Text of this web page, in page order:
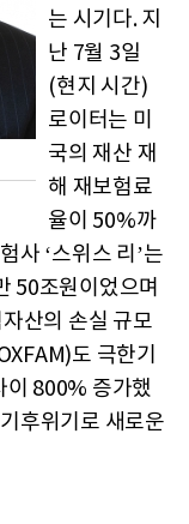
는 시기다. 지
난 7월 3일
(현지 시간)
로이터는 미
국의 재산 재
해 재보험료
율이 50%까
사 ‘스위스 리’는
50조원이었으며
산의 손실 규모
도 극한기
이 800% 증가했
후위기로 새로운